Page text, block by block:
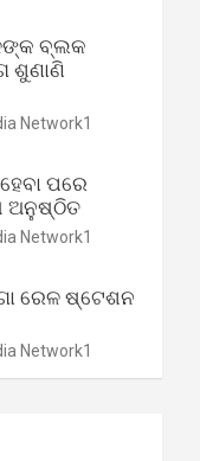
ବ୍ଲକ
ଶୁଣାଣି
Network1
ପରେ
ଅନୁଷ୍ଠିତ
Network1
ରେଳ ଷ୍ଟେଶନ
Network1